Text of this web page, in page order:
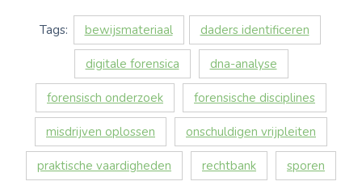
Tags: bewijsmateriaal daders identificeren
digitale forensica dna-analyse
forensisch onderzoek forensische disciplines
misdrijven oplossen onschuldigen vrijpleiten
praktische vaardigheden rechtbank sporen